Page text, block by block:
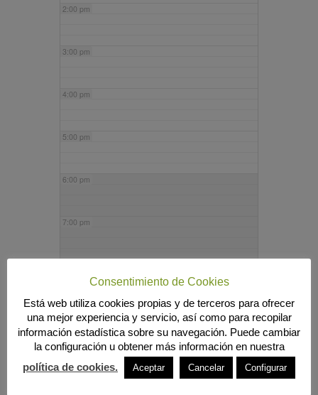
2:00 pm
3:00 pm
4:00 pm
5:00 pm
6:00 pm
7:00 pm
9:00 pm
10:00 pm
Consentimiento de Cookies
Está web utiliza cookies propias y de terceros para ofrecer
una mejor experiencia y servicio, así como para recopilar
información estadística sobre su navegación. Puede cambiar
la configuración u obtener más información en nuestra
política de cookies.
Aceptar Cancelar Configurar